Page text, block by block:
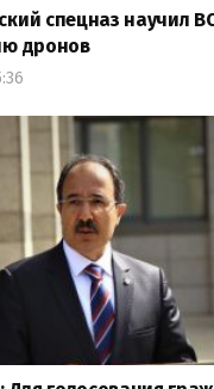
спецназ научил
дронов